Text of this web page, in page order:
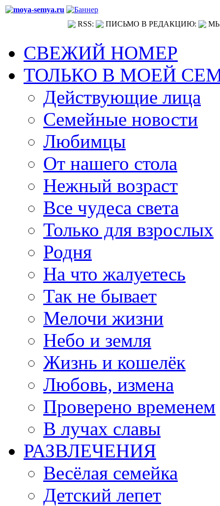
RSS: ПИСЬМО В РЕДАКЦИЮ:
СВЕЖИЙ НОМЕР
ТОЛЬКО В МОЕЙ
Действующие лица
Семейные новости
Любимцы
От нашего стола
Нежный возраст
Все чудеса света
Только для взрослых
Родня
На что жалуетесь
Так не бывает
Мелочи жизни
Небо и земля
Жизнь и кошелёк
Любовь, измена
Проверено временем
В лучах славы
РАЗВЛЕЧЕНИЯ
Весёлая семейка
Детский лепет